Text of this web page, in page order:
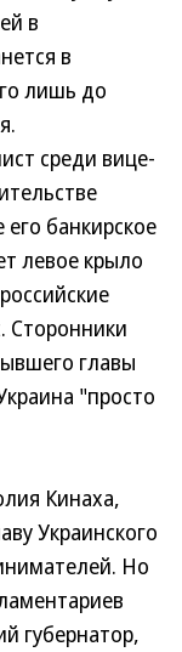
в
в
лишь до
среди вице-
банкирское
левое крыло
Сторонники
главы
"просто
Кинаха,
Украинского
Но
губернатор,